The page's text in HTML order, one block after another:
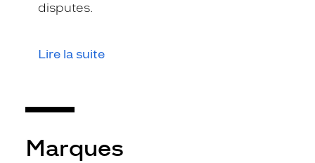
disputes.
Lire la suite
Marques